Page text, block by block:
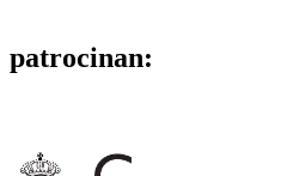
patrocinan: